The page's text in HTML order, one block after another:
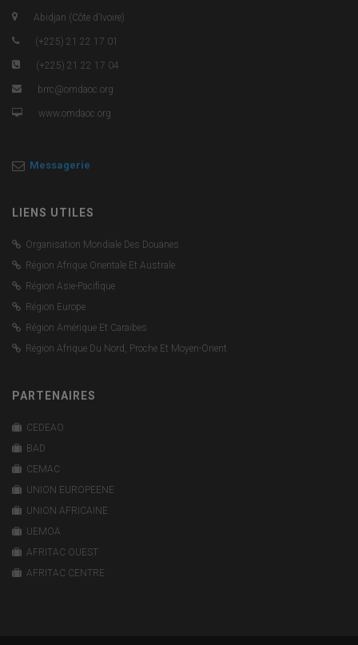
Abidjan (Côte d’Ivoire)
(+225) 21 22 17 01
(+225) 21 22 17 04
brrc@omdaoc.org
www.omdaoc.org
Messagerie
LIENS UTILES
Organisation Mondiale Des Douanes
Région Afrique Orientale Et Australe
Région Asie-Pacifique
Région Europe
Région Amérique Et Caraïbes
Région Afrique Du Nord, Proche Et Moyen-Orient
PARTENAIRES
CEDEAO
BAD
CEMAC
UNION EUROPEENE
UNION AFRICAINE
UEMOA
AFRITAC OUEST
AFRITAC CENTRE